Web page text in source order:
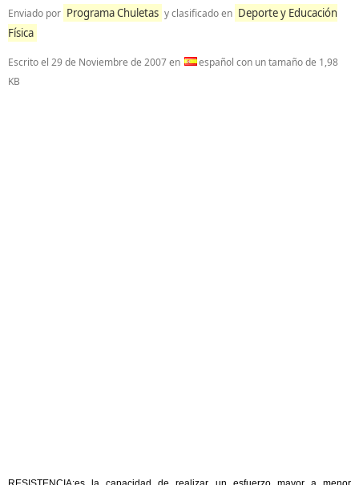
Enviado por Programa Chuletas y clasificado en Deporte y Educación
Física
Escrito el 29 de Noviembre de 2007en
español con un tamaño de 1,98
KB